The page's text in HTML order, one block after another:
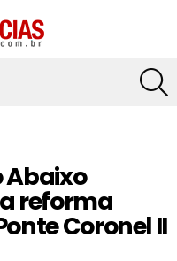
Abaixo
reforma
Coronel II